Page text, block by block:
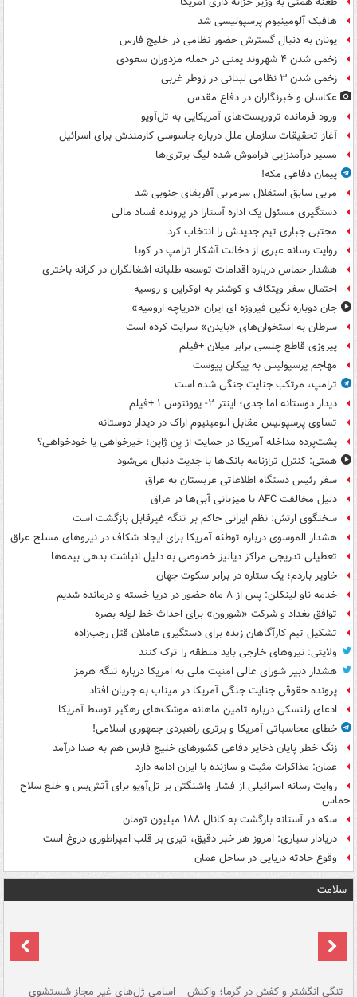
هافبک آلومینیوم پرسپولیسی شد
یونان به دنبال گسترش حضور نظامی در خلیج فارس
زخمی شدن ۴ شهروند یمنی در حمله مزدوران سعودی
زخمی شدن ۳ نظامی لبنانی در زوطر غربی
عکاسان و خبرنگاران در دفاع مقدس
ورود فرمانده تروریست‌های آمریکایی به تل‌آویو
آغاز تحقیقات سازمان ملل درباره جاسوسی کارمندش برای اسرائیل
مسیر درآمدزایی فراموش شده لیگ برتری‌ها
پیمان دفاعی مکه!
مربی سابق استقلال سرمربی آفریقای جنوبی شد
دستگیری مسئول یک اداره آستارا در پرونده فساد مالی
مجتبی جباری تیم جدیدش را انتخاب کرد
روایت رسانه عبری از دخالت آشکار ترامپ در کوبا
هشدار حماس درباره اقدامات توسعه طلبانه اشغالگران در کرانه باختری
احتمال سفر ویتکاف و کوشنر به اوکراین و روسیه
جان دوباره نگین فیروزه ای ایران «دریاچه ارومیه»
سرطان به استخوان‌های «بایدن» سرایت کرده است
پیروزی قاطع چلسی برابر میلان +فیلم
مهاجم پرسپولیس به پیکان پیوست
ترامپ، مرتکب جنایت جنگی شده است
دیدار دوستانه اما جدی؛ اینتر ۲- یوونتوس ۱ +فیلم
تساوی پرسپولیس مقابل الومینیوم اراک در دیدار دوستانه
پشت‌پرده مداخله آمریکا در حمایت از یِن ژاپن؛ خیرخواهی یا خودخواهی؟
همتی: کنترل ترازنامه بانک‌ها با جدیت دنبال می‌شود
سفر رئیس دستگاه اطلاعاتی عربستان به عراق
دلیل مخالفت AFC با میزبانی آبی‌ها در عراق
سخنگوی ارتش: نظم ایرانی حاکم بر تنگه غیرقابل بازگشت است
هشدار الموسوی درباره توطئه آمریکا برای ایجاد شکاف در نیروهای مسلح عراق
تعطیلی تدریجی مراکز دیالیز خصوصی به دلیل انباشت بدهی بیمه‌ها
خاویر باردم؛ یک ستاره در برابر سکوت جهان
خدمه ناو لینکلن: پس از ۸ ماه حضور در دریا خسته و درمانده‌ شدیم
توافق بغداد و شرکت «شورون» برای احداث خط لوله بصره
تشکیل تیم کارآگاهان زبده برای دستگیری عاملان قتل رجب‌زاده
ولایتی: نیروهای خارجی باید منطقه را ترک کنند
هشدار دبیر شورای عالی امنیت ملی به امریکا درباره تنگه هرمز
پرونده حقوقی جنایت جنگی آمریکا در میناب به جریان افتاد
ادعای زلنسکی درباره تامین ماهانه موشک‌های رهگیر توسط آمریکا
خطای محاسباتی آمریکا و برتری راهبردی جمهوری اسلامی!
زنگ خطر پایان ذخایر دفاعی کشورهای خلیج فارس هم به صدا درآمد
عمان: مذاکرات مثبت و سازنده با ایران ادامه دارد
روایت رسانه اسرائیلی از فشار واشنگتن بر تل‌آویو برای آتش‌بس و خلع سلاح
حماس
سکه در آستانه بازگشت به کانال ۱۸۸ میلیون تومان
دریادار سیاری: امروز هر خبر دقیق، تیری بر قلب امپراطوری دروغ است
وقوع حادثه دریایی در ساحل عمان
سلامت
تنگی انگشتر و کفش در گرما؛ واکنش اسامی ژل‌های غیر مجاز شستشوی